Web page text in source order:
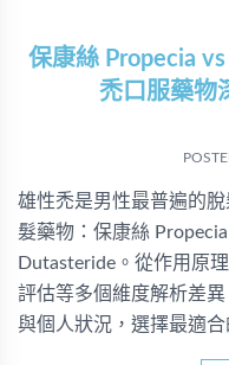
保康絲 Propecia
禿口服藥物
雄性禿是男性最普遍的
髮藥物：保康絲
Dutasteride。從作用原
評估等多個維度解析差
與個人狀況，選擇最適合